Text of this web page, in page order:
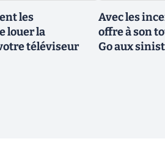
les
louer la
téléviseur
Avec les
offre à son
Go aux